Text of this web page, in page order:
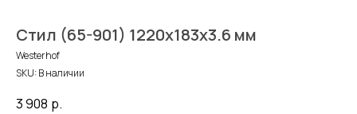
Стил (65-901) 1220х183х3.6 мм
Westerhof
SKU:В наличии
3 908 р.